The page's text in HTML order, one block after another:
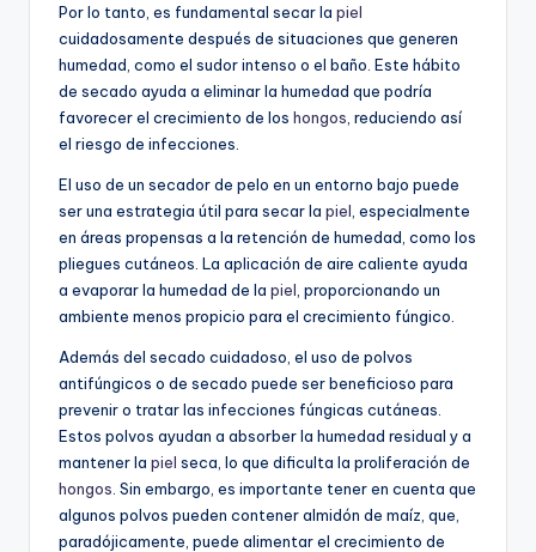
Por lo tanto, es fundamental secar la piel
cuidadosamente después de situaciones que generen
humedad, como el sudor intenso o el baño. Este hábito
de secado ayuda a eliminar la humedad que podría
favorecer el crecimiento de los hongos , reduciendo así
el riesgo de infecciones.
El uso de un secador de pelo en un entorno bajo puede
ser una estrategia útil para secar la piel , especialmente
en áreas propensas a la retención de humedad, como los
pliegues cutáneos. La aplicación de aire caliente ayuda
a evaporar la humedad de la piel , proporcionando un
ambiente menos propicio para el crecimiento fúngico.
Además del secado cuidadoso, el uso de polvos
antifúngicos o de secado puede ser beneficioso para
prevenir o tratar las infecciones fúngicas cutáneas.
Estos polvos ayudan a absorber la humedad residual y a
mantener la piel seca, lo que dificulta la proliferación de
hongos . Sin embargo, es importante tener en cuenta que
algunos polvos pueden contener almidón de maíz, que,
paradójicamente, puede alimentar el crecimiento de